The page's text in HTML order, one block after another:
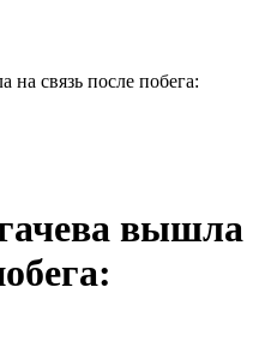
связь после побега:
вышла